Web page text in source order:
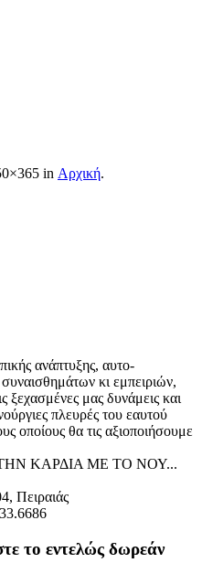
in Αρχική.
ανάπτυξης, αυτo-
κι εμπειριών,
μας δυνάμεις και
πλευρές του εαυτού
οποίους θα τις αξιοποιήσουμε
ΚΑΡΔΙΑ ΜΕ ΤΟ ΝΟΥ...
Πειραιάς
το εντελώς δωρεάν